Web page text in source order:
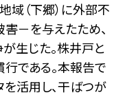
域（下郷）に外部不
－を与えたため、
生じた。株井戸と
である。本報告で
活用し、干ばつが